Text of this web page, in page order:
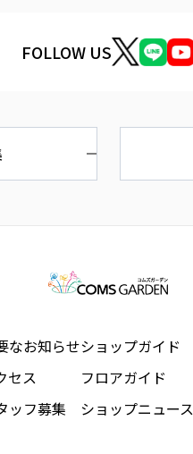
FOLLOW US
なお知らせ
セス
ッフ募集
ショップガイド
フロアガイド
ショップニュース